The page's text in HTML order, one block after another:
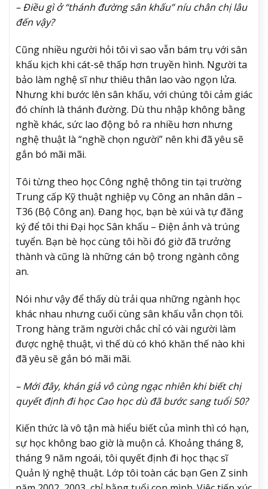
– Điều gì ở “thánh đường sân khấu” níu chân chị lâu
đến vậy?
Cũng nhiều người hỏi tôi vì sao vẫn bám trụ với sân
khấu kịch khi cát-sê thấp hơn truyền hình. Người ta
bảo làm nghệ sĩ như thiêu thân lao vào ngọn lửa.
Nhưng khi bước lên sân khấu, với chúng tôi cảm giác
đó chính là thánh đường. Dù thu nhập không bằng
nghề khác, sức lao động bỏ ra nhiều hơn nhưng
nghệ thuật là “nghề chọn người” nên khi đã yêu sẽ
gắn bó mãi mãi.
Tôi từng theo học Công nghệ thông tin tại trường
Trung cấp Kỹ thuật nghiệp vụ Công an nhân dân –
T36 (Bộ Công an). Đang học, bạn bè xúi và tự đăng
ký để tôi thi Đại học Sân khấu – Điện ảnh và trúng
tuyển. Bạn bè học cùng tôi hồi đó giờ đã trưởng
thành và cũng là những cán bộ trong ngành công
an.
Nói như vậy để thấy dù trải qua những ngành học
khác nhau nhưng cuối cùng sân khấu vẫn chọn tôi.
Trong hàng trăm người chắc chỉ có vài người làm
được nghệ thuật, vì thế dù có khó khăn thế nào khi
đã yêu sẽ gắn bó mãi mãi.
– Mới đây, khán giả vô cùng ngạc nhiên khi biết chị
quyết định đi học Cao học dù đã bước sang tuổi 50?
Kiến thức là vô tận mà hiểu biết của mình thì có hạn,
sự học không bao giờ là muộn cả. Khoảng tháng 8,
tháng 9 năm ngoái, tôi quyết định đi học thạc sĩ
Quản lý nghệ thuật. Lớp tôi toàn các bạn Gen Z sinh